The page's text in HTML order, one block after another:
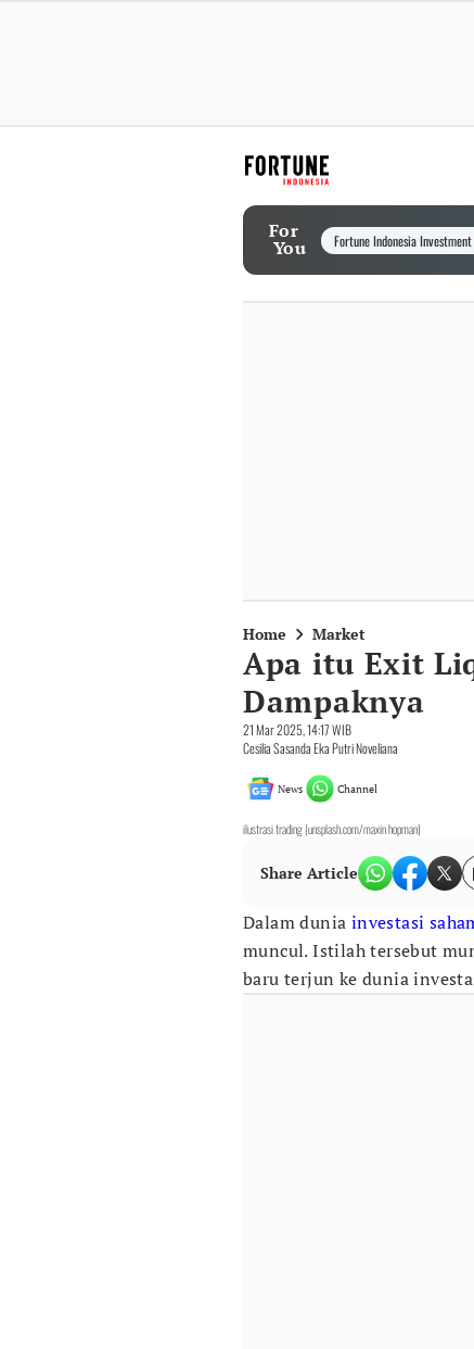
For
You Fortune Indonesia
Home Market
Apa itu Exit
Dampaknya
21 Mar 2025, 14:17 WIB
Cesilia Sasanda Eka Putri Noveliana
News Channel
ilustrasi trading (unsplash.com/maxin hopman)
Share Article
Dalam dunia investasi
muncul. Istilah tersebut
baru terjun ke dunia